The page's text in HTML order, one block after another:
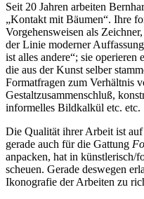
Seit 20 Jahren arbeiten
„Kontakt mit Bäumen“. Ihre
Vorgehensweisen als
der Linie moderner
ist alles andere“; sie operieren
die aus der Kunst selber
Formatfragen zum Verhältnis
Gestaltzusammenschluß,
informelles Bildkalkül etc. etc.
Die Qualität ihrer Arbeit ist
gerade auch für die Gattung
anpacken, hat in künstlerisch/
scheuen. Gerade deswegen
Ikonografie der Arbeiten zu